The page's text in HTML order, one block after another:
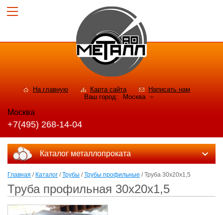
На главную Карта сайта
Написать нам
Ваш город:
Москва
Москва
+7(495) 268-14-04
Каталог металлопроката
Главная / Каталог /Трубы /Трубы профильные / Труба 30х20х1,5
Труба профильная 30х20х1,5